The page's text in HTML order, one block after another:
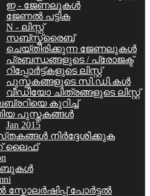
ഇ - ജേണലുകള്‍
ജേണൽ പട്ടിക
N - ലിസ്റ്റ്
സബ്സ്ക്രൈബ്
ചെയ്തിരിക്കുന്ന ജേണലുകൾ
പ്രബന്ധങ്ങളുടെ / പ്രോജക്ട്
റിപ്പോര്‍ട്ട്കളുടെ ലിസ്റ്റ്
പുസ്തകങ്ങളുടെ സി.ഡി.കള്‍
വീഡിയോ ചിത്രങ്ങളുടെ ലിസ്റ്റ്
കുറിച്ച്
പുസ്തകങ്ങള്‍
Jan 2015
നിർദ്ദേശിക്കുക
ലൈഫ്
പോർട്ടൽ